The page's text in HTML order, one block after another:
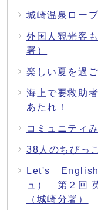
城崎温泉ロー
外国人観光客
署）
楽しい夏を過
海上で要救助
あたれ！
コミュニティ
38人のちびっ
Let's
ュ） 第２回
（城崎分署）